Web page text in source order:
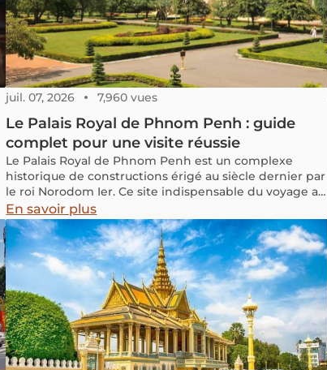
ainsi qu’une option bonus par bateau depuis le delta
du Mékong.
juil. 07, 2026 7,960 vues
Le Palais Royal de Phnom Penh : guide
complet pour une visite réussie
Le Palais Royal de Phnom Penh est un complexe
historique de constructions érigé au siècle dernier par
le roi Norodom Ier. Ce site indispensable du voyage au
Cambodge est aujourd'hui le lieu d'accueil des
dignitaires étrangers et l'endroit des audiences
royales et des cérémonies diplomatiques.
En savoir plus